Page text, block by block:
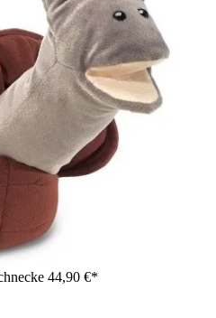
44,90 €*